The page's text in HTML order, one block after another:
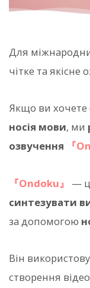
Для
чітке та якісне
Якщо ви хочете
носія мови, ми
озвучення
『
『Ondoku』
—
синтезувати
за допомогою
Він
створення